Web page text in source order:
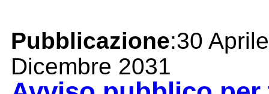
Pubblicazione:30
Dicembre 2031